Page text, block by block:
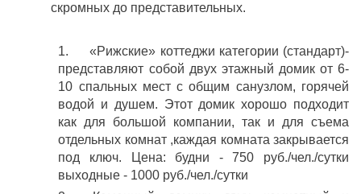
скромных до представительных.
1. «Рижские» коттеджи категории (стандарт)-
представляют собой двух этажный домик от 6-
10 спальных мест с общим санузлом, горячей
водой и душем. Этот домик хорошо подходит
как для большой компании, так и для съема
отдельных комнат ,каждая комната закрывается
под ключ. Цена: будни - 750 руб./чел./сутки
выходные - 1000 руб./чел./сутки